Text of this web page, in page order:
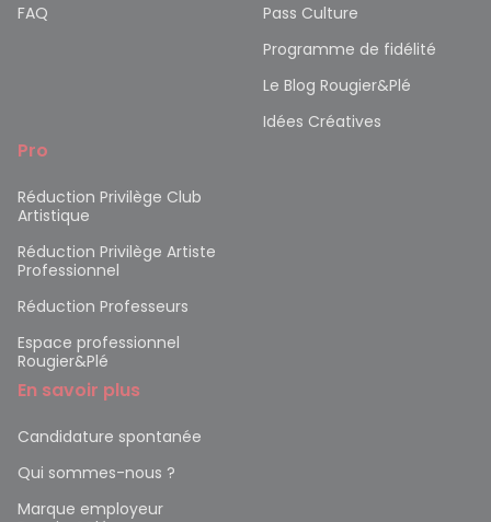
FAQ
Pass Culture
Programme de fidélité
Le Blog Rougier&Plé
Idées Créatives
Pro
Réduction Privilège Club
Artistique
Réduction Privilège Artiste
Professionnel
Réduction Professeurs
Espace professionnel
Rougier&Plé
En savoir plus
Candidature spontanée
Qui sommes-nous ?
Marque employeur